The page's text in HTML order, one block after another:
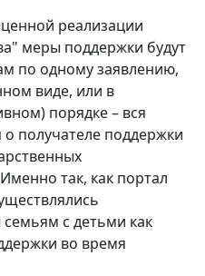
реализации
меры поддержки будут
по одному заявлению,
виде, или в
порядке – вся
получателе поддержки
так, как портал
с детьми как
во время